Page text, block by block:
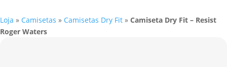
Loja » Camisetas » Camisetas Dry Fit » Camiseta Dry Fit – Resist
Roger Waters